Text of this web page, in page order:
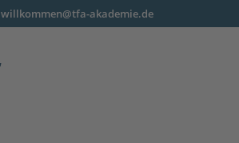
willkommen@tfa-akademie.de